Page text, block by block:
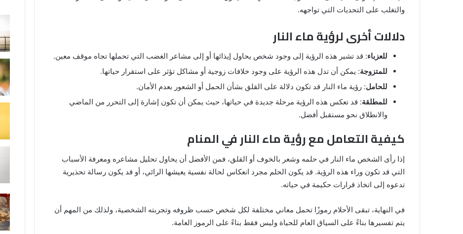
والتغلب على التحديات التي تواجهه.
دلالات أخرى لرؤية ماء النار
للعزباء: قد تشير هذه الرؤية إلى وجود شخص يحاول إيذائها أو إلى مشاعر الغضب التي تحملها تجاه موقف معين.
للمتزوجة: يمكن أن تدل هذه الرؤية على وجود خلافات زوجية أو مشاكل تؤثر على استقرار حياتها.
للحامل: رؤية ماء النار قد تكون دلالة على القلق بشأن الحمل أو الشعور بعدم الأمان.
للمطلقة: قد تعكس هذه الرؤية مرحلة جديدة في حياتها، حيث يمكن أن تكون إشارة إلى التحرر من الماضي
والانطلاق نحو مستقبل أفضل.
كيفية التعامل مع رؤية ماء النار في المنام
إذا رأى الشخص ماء النار في حلمه وشعر بالخوف أو القلق، فمن الأفضل أن يحاول تحليل مشاعره ومعرفة الأسباب
التي قد تكون وراء هذه الرؤية. قد يكون الحلم مجرد انعكاس لحالة نفسية يعيشها الرائي، أو قد يكون رسالة تحذيرية
تدعوه إلى اتخاذ قرارات حكيمة في حياته.
في النهاية، تبقى الأحلام رموزًا تحمل معاني مختلفة لكل شخص حسب ظروفه وتجربته الشخصية، ولذلك من المهم أن
يتم تفسيرها بناءً على السياق العام للحياة وليس فقط بناءً على الرموز العامة.